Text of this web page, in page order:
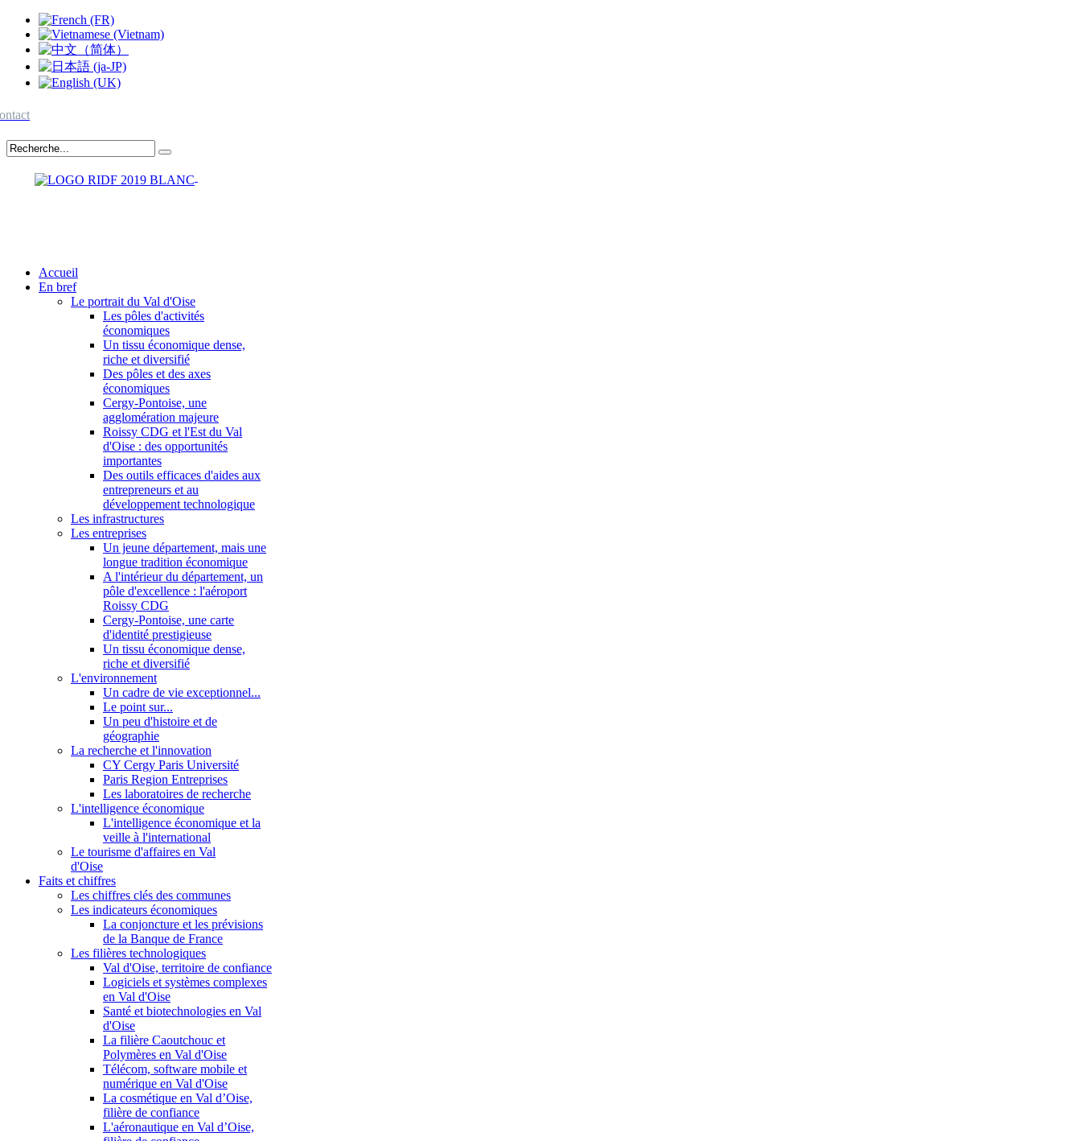
Accueil
En bref
Le portrait du Val d'Oise
Les pôles d'activités
économiques
Un tissu économique dense,
riche et diversifié
Des pôles et des axes
économiques
Cergy-Pontoise, une
agglomération majeure
Roissy CDG et l'Est du Val
d'Oise : des opportunités
importantes
Des outils efficaces d'aides aux
entrepreneurs et au
développement technologique
Les infrastructures
Les entreprises
Un jeune département, mais une
longue tradition économique
A l'intérieur du département, un
pôle d'excellence : l'aéroport
Roissy CDG
Cergy-Pontoise, une carte
d'identité prestigieuse
Un tissu économique dense,
riche et diversifié
L'environnement
Un cadre de vie exceptionnel...
Le point sur...
Un peu d'histoire et de
géographie
La recherche et l'innovation
CY Cergy Paris Université
Paris Region Entreprises
Les laboratoires de recherche
L'intelligence économique
L'intelligence économique et la
veille à l'international
Le tourisme d'affaires en Val
d'Oise
Faits et chiffres
Les chiffres clés des communes
Les indicateurs économiques
La conjoncture et les prévisions
de la Banque de France
Les filières technologiques
Val d'Oise, territoire de confiance
Logiciels et systèmes complexes
en Val d'Oise
Santé et biotechnologies en Val
d'Oise
La filière Caoutchouc et
Polymères en Val d'Oise
Télécom, software mobile et
numérique en Val d'Oise
La cosmétique en Val d’Oise,
filière de confiance
L'aéronautique en Val d’Oise,